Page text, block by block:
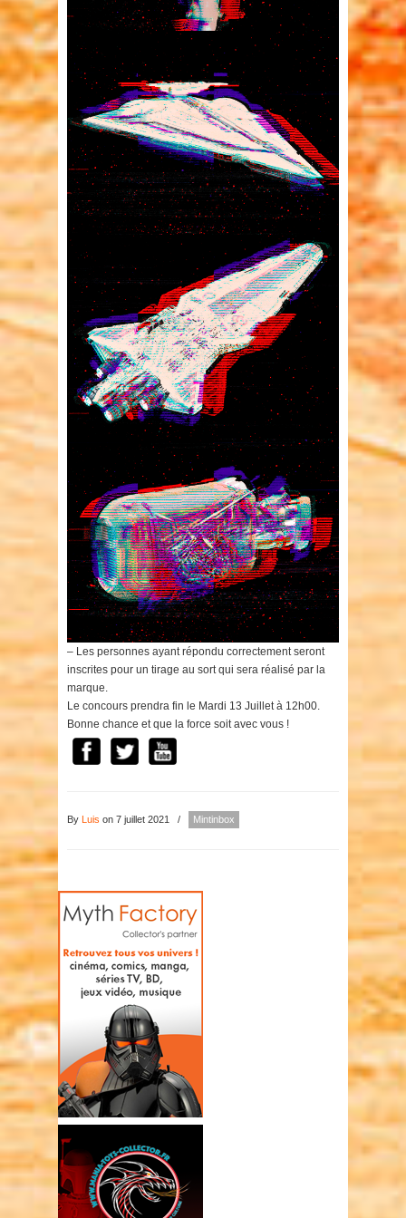
– Les personnes ayant répondu correctement seront
inscrites pour un tirage au sort qui sera réalisé par la
marque.
Le concours prendra fin le Mardi 13 Juillet à 12h00.
Bonne chance et que la force soit avec vous !
By Luis on 7 juillet 2021 / Mintinbox